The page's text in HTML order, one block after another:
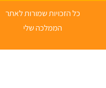
כל הזכויות שמורות לאתר
הממלכה שלי